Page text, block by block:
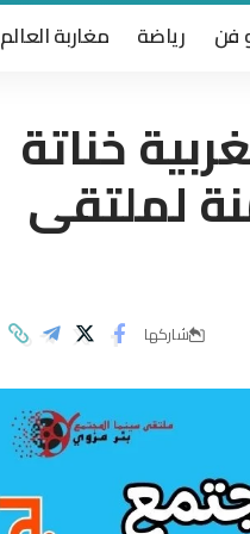
فن رياضة مغاربة العالم
خناتة
لملتقى
شاركها